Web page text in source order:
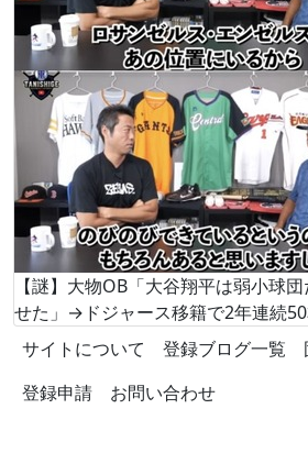
【謎】大物OB「大谷翔平は弱小球
せた」→ドジャース移籍で2年連続
サイトについて
登録ブログ一覧
登録申請
お問い合わせ